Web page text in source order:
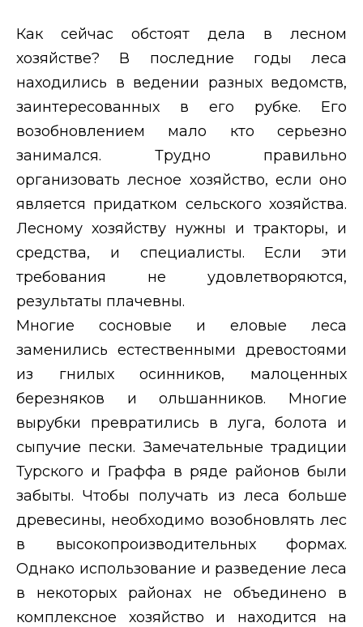
Как сейчас обстоят дела в лесном
хозяйстве? В последние годы леса
находились в ведении разных ведомств,
заинтересованных в его рубке. Его
возобновлением мало кто серьезно
занимался. Трудно правильно
организовать лесное хозяйство, если оно
является придатком сельского хозяйства.
Лесному хозяйству нужны и тракторы, и
средства, и специалисты. Если эти
требования не удовлетворяются,
результаты плачевны.
Многие сосновые и еловые леса
заменились естественными древостоями
из гнилых осинников, малоценных
березняков и ольшанников. Многие
вырубки превратились в луга, болота и
сыпучие пески. Замечательные традиции
Турского и Граффа в ряде районов были
забыты. Чтобы получать из леса больше
древесины, необходимо возобновлять лес
в высокопроизводительных формах.
Однако использование и разведение леса
в некоторых районах не объединено в
комплексное хозяйство и находится на